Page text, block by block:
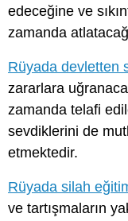
edeceğine ve
zamanda
Rüyada devletten
zararlara
zamanda telafi
sevdiklerini de
etmektedir.
Rüyada silah
ve tartışmaların